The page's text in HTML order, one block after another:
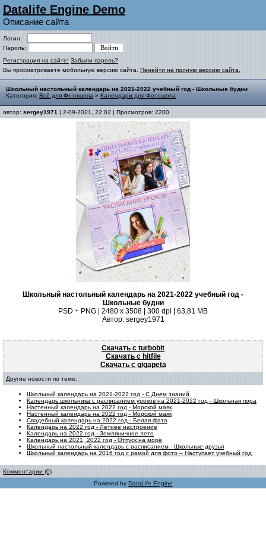
Datalife Engine Demo
Описание сайта
Логин:
Пароль:
Регистрация на сайте! Забыли пароль?
Вы просматриваете мобильную версию сайта. Перейти на полную версию сайта.
Школьный настольный календарь на 2021-2022 учебный год - Школьные будни
Категория: Всё для Фотошопа » Календари для Фотошопа
автор: sergey1971 | 2-09-2021, 22:02 | Просмотров: 2200
Школьный настольный календарь на 2021-2022 учебный год -
Школьные будни
PSD + PNG | 2480 x 3508 | 300 dpi | 63,81 MB
Автор: sergey1971
Скачать с turbobit
Скачать с hitfile
Скачать с gigapeta
Другие новости по теме:
Школьный календарь на 2021-2022 год - С Днем знаний
Календарь школьника с расписанием уроков на 2021-2022 год - Школьная пора
Настенный календарь на 2022 год - Морской маяк
Настенный календарь на 2022 год - Морской маяк
Свадебный календарь на 2022 год - Белая фата
Календарь на 2022 год - Летнее настроение
Календарь на 2022 год - Земляничное лето
Календарь на 2021, 2022 год - Отпуск на море
Школьный настольный календарь с расписанием - Школьные друзья
Школьный календарь на 2016 год с рамой для фото – Наступает учебный год
Комментарии (0)
Powered by DataLife Engine